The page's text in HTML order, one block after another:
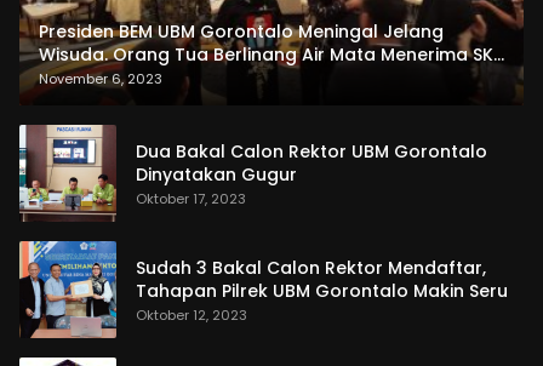
Presiden BEM UBM Gorontalo Meningal Jelang
Wisuda. Orang Tua Berlinang Air Mata Menerima SKL
dan Pemasangan Salempang
November 6, 2023
Dua Bakal Calon Rektor UBM Gorontalo
Dinyatakan Gugur
Oktober 17, 2023
Sudah 3 Bakal Calon Rektor Mendaftar,
Tahapan Pilrek UBM Gorontalo Makin Seru
Oktober 12, 2023